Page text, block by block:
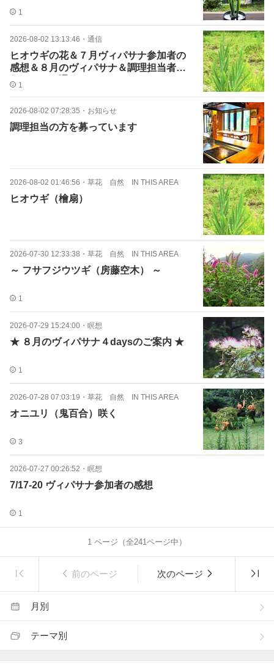
1
2026-08-02 13:13:46 ・ 通信
ヒオウギの花＆７月ヴィパサナ参加者の
感想＆８月のヴィパサナ＆調理担当者募
集など ＝通信＝
1
2026-08-02 07:28:35 ・ お知らせ
調理担当の方を募っています
2026-08-02 01:46:56 ・ 草花 自然 IN THIS AREA
ヒオウギ（檜扇）
2026-07-30 12:33:38 ・ 草花 自然 IN THIS AREA
～ フサフジウツギ（房藤空木） ～
1
2026-07-29 15:24:00 ・ 瞑想
★ ８月のヴィパサナ４daysのご案内 ★
1
2026-07-28 07:03:19 ・ 草花 自然 IN THIS AREA
オニユリ（鬼百合）咲く
3
2026-07-27 00:26:52 ・ 瞑想
7/17-20 ヴィパサナ参加者の感想
1
1 ページ（全241ページ中）
前のページ 次のページ
月別
テーマ別